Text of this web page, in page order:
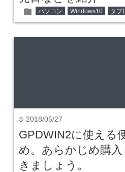
folder パソコン Windows10 タブ
time 2018/05/27
GPDWIN2に使える
め。あらかじめ購
きましょう。